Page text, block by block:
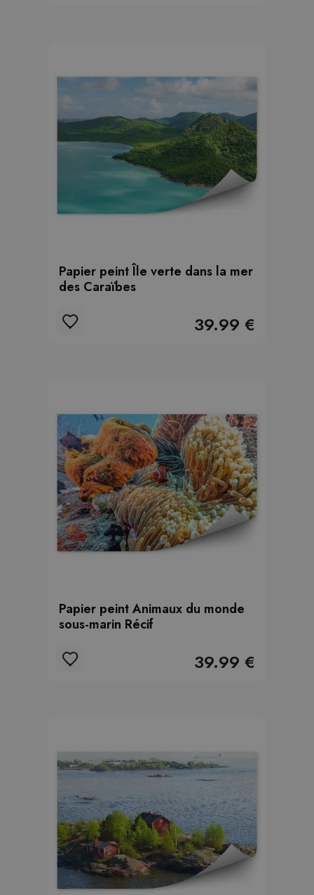
Papier peint Île verte dans la mer
des Caraïbes
39.99 €
Papier peint Animaux du monde
sous-marin Récif
39.99 €